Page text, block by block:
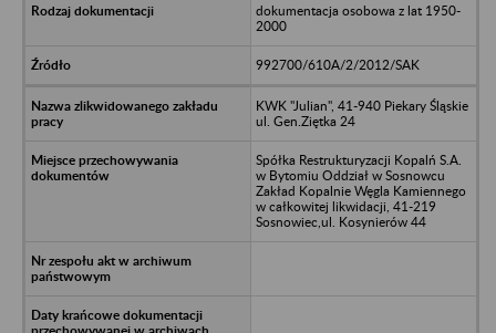
dokumentacja osobowa z lat 1950-
2000
992700/610A/2/2012/SAK
KWK "Julian", 41-940 Piekary Śląskie
ul. Gen.Ziętka 24
Spółka Restrukturyzacji Kopalń S.A.
w Bytomiu Oddział w Sosnowcu
Zakład Kopalnie Węgla Kamiennego
w całkowitej likwidacji, 41-219
Sosnowiec,ul. Kosynierów 44